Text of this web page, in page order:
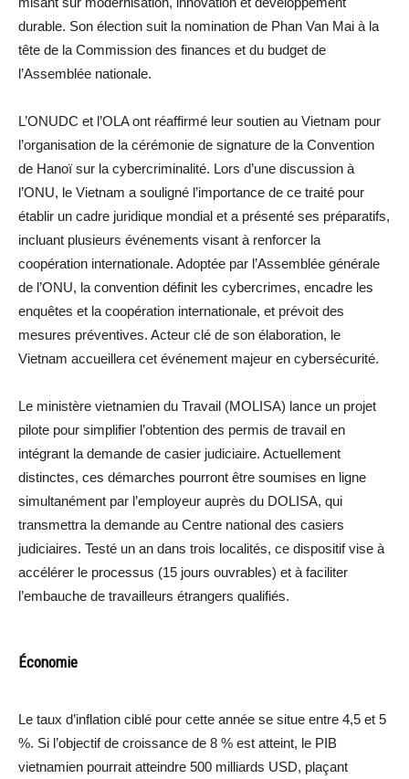
durable. Son élection suit la nomination de Phan Van Mai à la
tête de la Commission des finances et du budget de
l’Assemblée nationale.
L’ONUDC et l’OLA ont réaffirmé leur soutien au Vietnam pour
l’organisation de la cérémonie de signature de la Convention
de Hanoï sur la cybercriminalité. Lors d’une discussion à
l’ONU, le Vietnam a souligné l’importance de ce traité pour
établir un cadre juridique mondial et a présenté ses préparatifs,
incluant plusieurs événements visant à renforcer la
coopération internationale. Adoptée par l’Assemblée générale
de l’ONU, la convention définit les cybercrimes, encadre les
enquêtes et la coopération internationale, et prévoit des
mesures préventives. Acteur clé de son élaboration, le
Vietnam accueillera cet événement majeur en cybersécurité.
Le ministère vietnamien du Travail (MOLISA) lance un projet
pilote pour simplifier l’obtention des permis de travail en
intégrant la demande de casier judiciaire. Actuellement
distinctes, ces démarches pourront être soumises en ligne
simultanément par l’employeur auprès du DOLISA, qui
transmettra la demande au Centre national des casiers
judiciaires. Testé un an dans trois localités, ce dispositif vise à
accélérer le processus (15 jours ouvrables) et à faciliter
l’embauche de travailleurs étrangers qualifiés.
Économie
Le taux d’inflation ciblé pour cette année se situe entre 4,5 et 5
%. Si l’objectif de croissance de 8 % est atteint, le PIB
vietnamien pourrait atteindre 500 milliards USD, plaçant